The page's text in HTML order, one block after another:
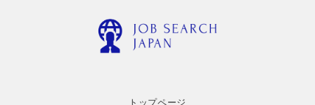
トップページ